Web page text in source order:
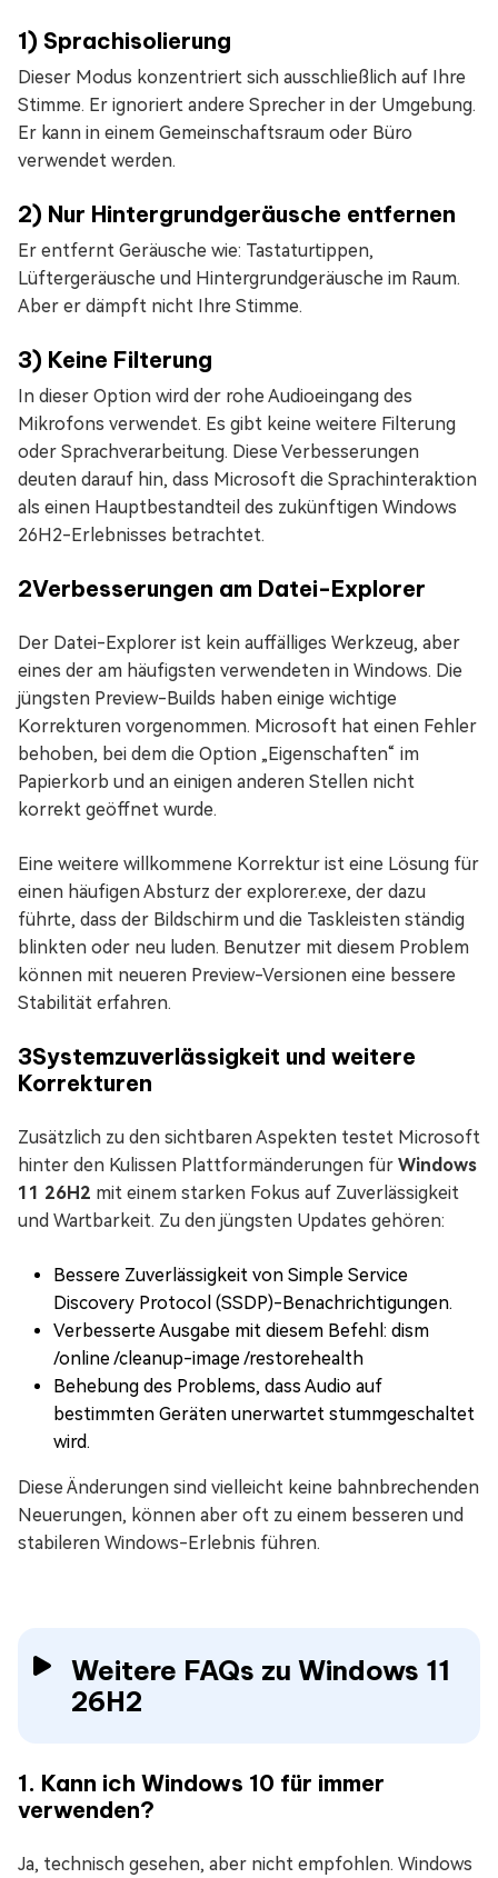
1) Sprachisolierung
Dieser Modus konzentriert sich ausschließlich auf Ihre
Stimme. Er ignoriert andere Sprecher in der Umgebung.
Er kann in einem Gemeinschaftsraum oder Büro
verwendet werden.
2) Nur Hintergrundgeräusche entfernen
Er entfernt Geräusche wie: Tastaturtippen,
Lüftergeräusche und Hintergrundgeräusche im Raum.
Aber er dämpft nicht Ihre Stimme.
3) Keine Filterung
In dieser Option wird der rohe Audioeingang des
Mikrofons verwendet. Es gibt keine weitere Filterung
oder Sprachverarbeitung. Diese Verbesserungen
deuten darauf hin, dass Microsoft die Sprachinteraktion
als einen Hauptbestandteil des zukünftigen Windows
26H2-Erlebnisses betrachtet.
2Verbesserungen am Datei-Explorer
Der Datei-Explorer ist kein auffälliges Werkzeug, aber
eines der am häufigsten verwendeten in Windows. Die
jüngsten Preview-Builds haben einige wichtige
Korrekturen vorgenommen. Microsoft hat einen Fehler
behoben, bei dem die Option „Eigenschaften“ im
Papierkorb und an einigen anderen Stellen nicht
korrekt geöffnet wurde.
Eine weitere willkommene Korrektur ist eine Lösung für
einen häufigen Absturz der explorer.exe, der dazu
führte, dass der Bildschirm und die Taskleisten ständig
blinkten oder neu luden. Benutzer mit diesem Problem
können mit neueren Preview-Versionen eine bessere
Stabilität erfahren.
3Systemzuverlässigkeit und weitere
Korrekturen
Zusätzlich zu den sichtbaren Aspekten testet Microsoft
hinter den Kulissen Plattformänderungen für Windows
11 26H2 mit einem starken Fokus auf Zuverlässigkeit
und Wartbarkeit. Zu den jüngsten Updates gehören:
Bessere Zuverlässigkeit von Simple Service
Discovery Protocol (SSDP)-Benachrichtigungen.
Verbesserte Ausgabe mit diesem Befehl: dism
/online /cleanup-image /restorehealth
Behebung des Problems, dass Audio auf
bestimmten Geräten unerwartet stummgeschaltet
wird.
Diese Änderungen sind vielleicht keine bahnbrechenden
Neuerungen, können aber oft zu einem besseren und
stabileren Windows-Erlebnis führen.
Weitere FAQs zu Windows 11
26H2
1. Kann ich Windows 10 für immer
verwenden?
Ja, technisch gesehen, aber nicht empfohlen. Windows